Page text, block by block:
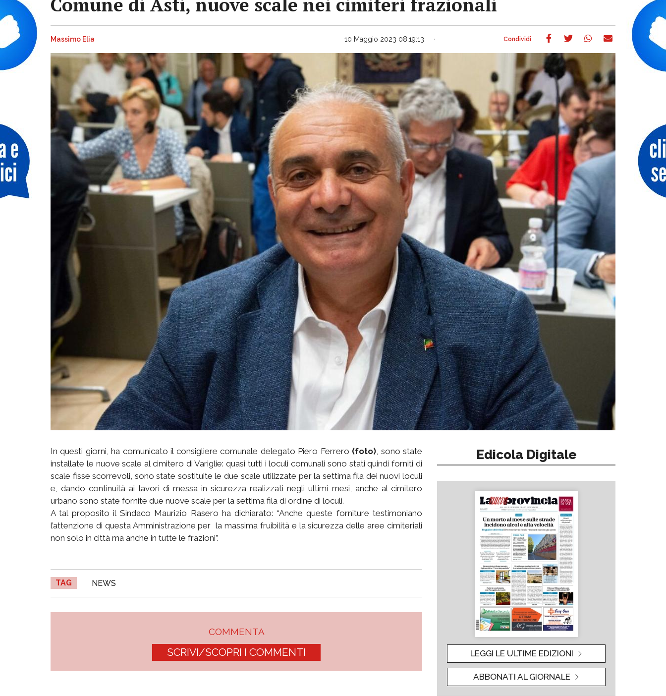
Massimo Elia 10 Maggio 2023 08:19:13
In questi giorni, ha comunicato il consigliere comunale delegato Piero Ferrero (foto) , sono state
installate le nuove scale al cimitero di Variglie: quasi tutti i loculi comunali sono stati quindi forniti di
scale fisse scorrevoli, sono state sostituite le due scale utilizzate per la settima fila dei nuovi loculi
e, dando continuità ai lavori di messa in sicurezza realizzati negli ultimi mesi, anche al cimitero
urbano sono state fornite due nuove scale per la settima fila di ordine di loculi.
A tal proposito il Sindaco Maurizio Rasero ha dichiarato: “Anche queste forniture testimoniano
l’attenzione di questa Amministrazione per la massima fruibilità e la sicurezza delle aree cimiteriali
non solo in città ma anche in tutte le frazioni”.
TAG NEWS
COMMENTA
SCRIVI/SCOPRI I COMMENTI
Edicola Digitale
LEGGI LE ULTIME EDIZIONI
ABBONATI AL GIORNALE